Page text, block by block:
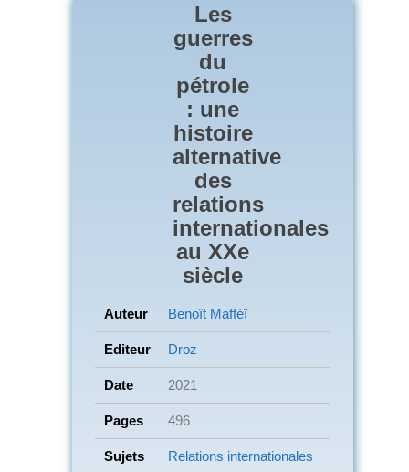
Les
guerres
du
pétrole
: une
histoire
alternative
des
relations
internationales
au XXe
siècle
Auteur Benoît Mafféï
Editeur Droz
Date 2021
Pages 496
Sujets
Relations internationales